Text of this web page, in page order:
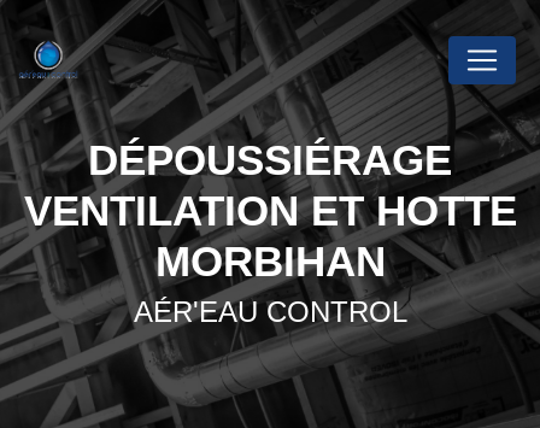
DÉPOUSSIÉRAGE
VENTILATION ET HOTTE
MORBIHAN
AÉR'EAU CONTROL
Panneau de gestion des cookies